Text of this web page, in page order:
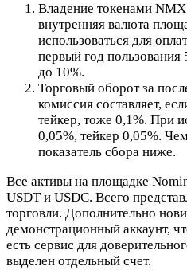
Владение токенами
внутренняя валюта
использоваться для
первый год пользования
до 10%.
Торговый оборот за
комиссия составляет,
тейкер, тоже 0,1%. При
0,05%, тейкер 0,05%.
показатель сбора ниже.
Все активы на площадке
USDT и USDC. Всего
торговли. Дополнительно
демонстрационный аккаунт,
есть сервис для
выделен отдельный счет.